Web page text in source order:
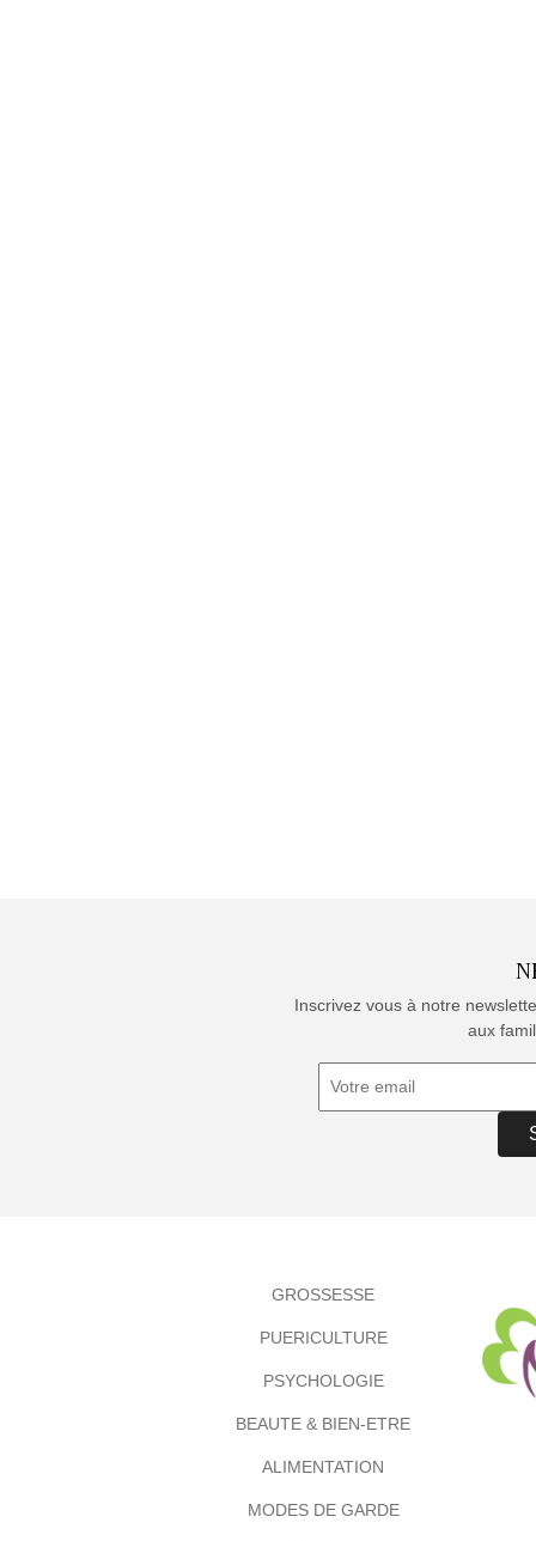
Inscrivez vous à notre
aux
GROSSESSE
PUERICULTURE
PSYCHOLOGIE
BEAUTE & BIEN-ETRE
ALIMENTATION
MODES DE GARDE